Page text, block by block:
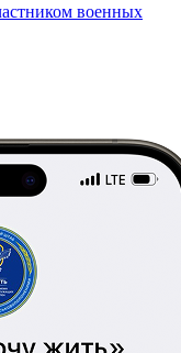
военных